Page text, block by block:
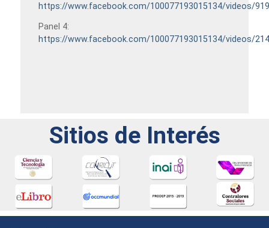
https://www.facebook.com/100077193015134/videos/
Panel 4:
https://www.facebook.com/100077193015134/videos/
Sitios de Interés